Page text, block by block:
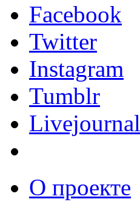
Facebook
Twitter
Instagram
Tumblr
Livejournal
О проекте